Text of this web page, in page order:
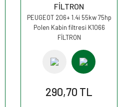
FİLTRON
PEUGEOT 206+ 1.4i 55kw 75hp
Polen Kabin filtresi K1066
FİLTRON
290,70 TL